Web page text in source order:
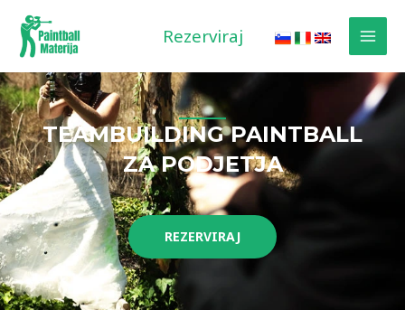
Preskoči
vsebino
Rezerviraj
TEAMBUILDING PAINTBALL
ZA PODJETJA
REZERVIRAJ